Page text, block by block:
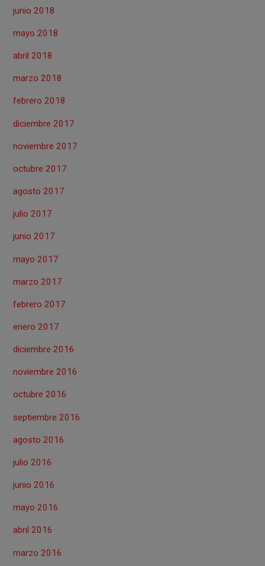
junio 2018
mayo 2018
abril 2018
marzo 2018
febrero 2018
diciembre 2017
noviembre 2017
octubre 2017
agosto 2017
julio 2017
junio 2017
mayo 2017
marzo 2017
febrero 2017
enero 2017
diciembre 2016
noviembre 2016
octubre 2016
septiembre 2016
agosto 2016
julio 2016
junio 2016
mayo 2016
abril 2016
marzo 2016